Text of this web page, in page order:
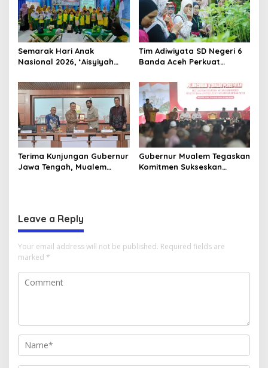
Semarak Hari Anak
Nasional 2026, ‘Aisyiyah
Perlombaan Kreatif di
Universitas Ahmad Dahlan
Aceh
Tim Adiwiyata SD Negeri 6
Banda Aceh Perkuat
Kunjungan Lapangan “FOLU
Goes to School”
Terima Kunjungan Gubernur
Jawa Tengah, Mualem
Gubernur Mualem Tegaskan
Komitmen Sukseskan
Leave a Reply
Your email address will not be published. Required fields are
marked *